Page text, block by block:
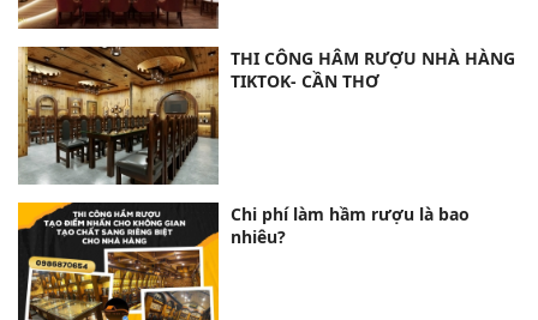
THI CÔNG HÂM RƯỢU NHÀ HÀNG
TIKTOK- CẦN THƠ
Chi phí làm hầm rượu là bao
nhiêu?